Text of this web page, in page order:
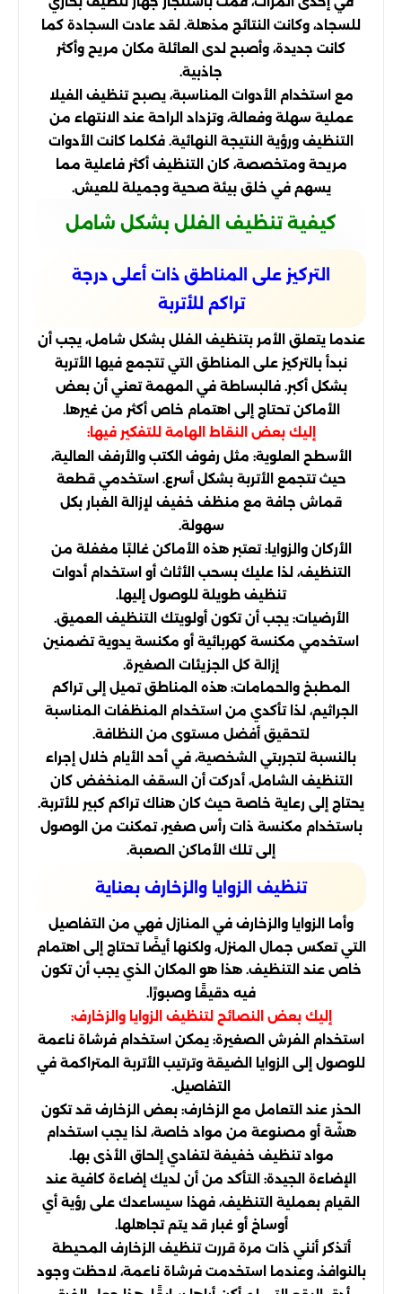
للسجاد، وكانت النتائج مذهلة. لقد عادت السجادة كما
كانت جديدة، وأصبح لدى العائلة مكان مريح وأكثر
جاذبية.
مع استخدام الأدوات المناسبة، يصبح تنظيف الفيلا
عملية سهلة وفعالة، وتزداد الراحة عند الانتهاء من
التنظيف ورؤية النتيجة النهائية. فكلما كانت الأدوات
مريحة ومتخصصة، كان التنظيف أكثر فاعلية مما
يسهم في خلق بيئة صحية وجميلة للعيش.
كيفية تنظيف الفلل بشكل شامل
التركيز على المناطق ذات أعلى درجة
تراكم للأتربة
عندما يتعلق الأمر بتنظيف الفلل بشكل شامل، يجب أن
نبدأ بالتركيز على المناطق التي تتجمع فيها الأتربة
بشكل أكبر. فالبساطة في المهمة تعني أن بعض
الأماكن تحتاج إلى اهتمام خاص أكثر من غيرها.
إليك بعض النقاط الهامة للتفكير فيها:
الأسطح العلوية: مثل رفوف الكتب والأرفف العالية،
حيث تتجمع الأتربة بشكل أسرع. استخدمي قطعة
قماش جافة مع منظف خفيف لإزالة الغبار بكل
سهولة.
الأركان والزوايا: تعتبر هذه الأماكن غالبًا مغفلة من
التنظيف، لذا عليك بسحب الأثاث أو استخدام أدوات
تنظيف طويلة للوصول إليها.
الأرضيات: يجب أن تكون أولويتك التنظيف العميق.
استخدمي مكنسة كهربائية أو مكنسة يدوية تضمنين
إزالة كل الجزيئات الصغيرة.
المطبخ والحمامات: هذه المناطق تميل إلى تراكم
الجراثيم، لذا تأكدي من استخدام المنظفات المناسبة
لتحقيق أفضل مستوى من النظافة.
بالنسبة لتجربتي الشخصية، في أحد الأيام خلال إجراء
التنظيف الشامل، أدركت أن السقف المنخفض كان
يحتاج إلى رعاية خاصة حيث كان هناك تراكم كبير للأتربة.
باستخدام مكنسة ذات رأس صغير، تمكنت من الوصول
إلى تلك الأماكن الصعبة.
تنظيف الزوايا والزخارف بعناية
وأما الزوايا والزخارف في المنازل فهي من التفاصيل
التي تعكس جمال المنزل، ولكنها أيضًا تحتاج إلى اهتمام
خاص عند التنظيف. هذا هو المكان الذي يجب أن تكون
فيه دقيقًا وصبورًا.
إليك بعض النصائح لتنظيف الزوايا والزخارف:
استخدام الفرش الصغيرة: يمكن استخدام فرشاة ناعمة
للوصول إلى الزوايا الضيقة وترتيب الأتربة المتراكمة في
التفاصيل.
الحذر عند التعامل مع الزخارف: بعض الزخارف قد تكون
هشّة أو مصنوعة من مواد خاصة، لذا يجب استخدام
مواد تنظيف خفيفة لتفادي إلحاق الأذى بها.
الإضاءة الجيدة: التأكد من أن لديك إضاءة كافية عند
القيام بعملية التنظيف، فهذا سيساعدك على رؤية أي
أوساخ أو غبار قد يتم تجاهلها.
أتذكر أنني ذات مرة قررت تنظيف الزخارف المحيطة
بالنوافذ، وعندما استخدمت فرشاة ناعمة، لاحظت وجود